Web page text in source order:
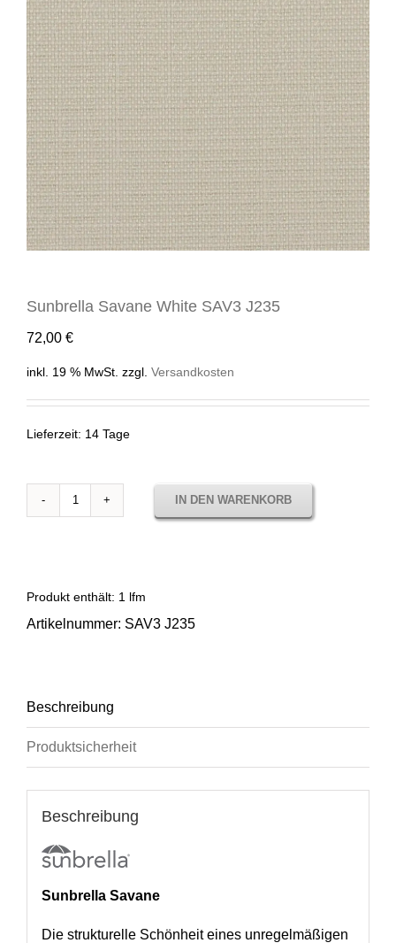
Sunbrella Savane White SAV3 J235
72,00 €
inkl. 19 % MwSt. zzgl. Versandkosten
Lieferzeit: 14 Tage
Sunbrella
J235
IN DEN WARENKORB
Produkt enthält: 1 lfm
Artikelnummer: SAV3 J235
Beschreibung
Produktsicherheit
Beschreibung
Sunbrella Savane
Die strukturelle Schönheit eines unregelmäßigen